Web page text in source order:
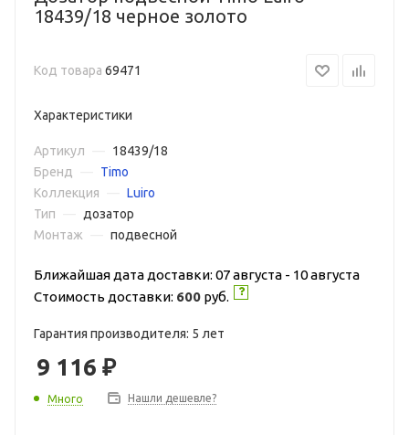
18439/18 черное золото
Код товара 69471
Характеристики
Артикул
18439/18
Бренд
Timo
Коллекция
Luiro
Тип
дозатор
Монтаж
подвесной
Ближайшая дата доставки: 07 августа - 10 августа
Стоимость доставки: 600 руб.
Гарантия производителя: 5 лет
9 116 ₽
Много Нашли дешевле?